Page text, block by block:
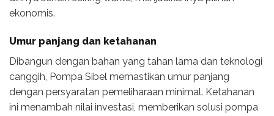
ekonomis.
Umur panjang dan ketahanan
Dibangun dengan bahan yang tahan lama dan teknologi
canggih, Pompa Sibel memastikan umur panjang
dengan persyaratan pemeliharaan minimal. Ketahanan
ini menambah nilai investasi, memberikan solusi pompa